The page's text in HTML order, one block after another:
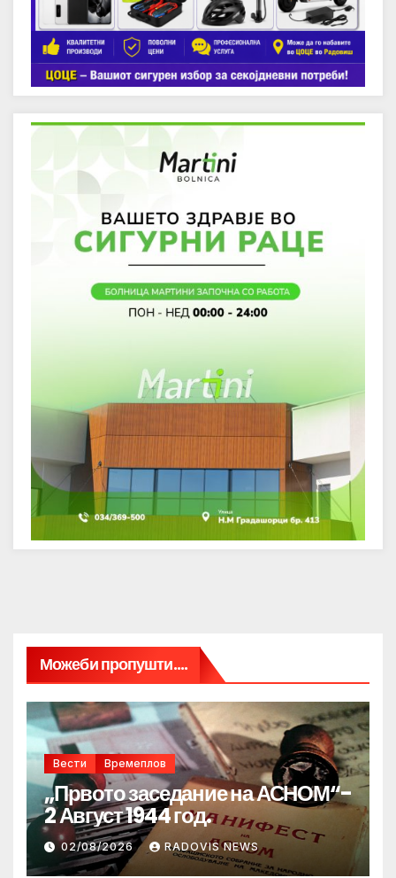
Можеби пропушти....
Вести Времеплов
„Првото заседание на АСНОМ“-
2 Август 1944 год.
02/08/2026 RADOVIS NEWS